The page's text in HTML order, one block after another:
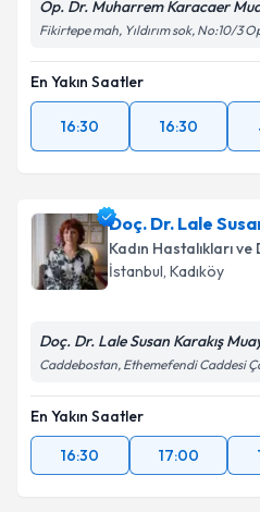
Op. Dr. Muharrem Karacaer
Fikirtepe mah, Yıldırım sok, No:10/3
En Yakın Saatler
16:30 16:30
Doç. Dr. Lale
Kadın Hastalıkları
İstanbul, Kadıköy
Doç. Dr. Lale Susan Karakış
Caddebostan, Ethemefendi Caddesi
En Yakın Saatler
16:30
17:00